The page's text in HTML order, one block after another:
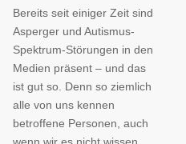
Bereits seit einiger Zeit sind
Asperger und Autismus-
Spektrum-Störungen in den
Medien präsent – und das
ist gut so. Denn so ziemlich
alle von uns kennen
betroffene Personen, auch